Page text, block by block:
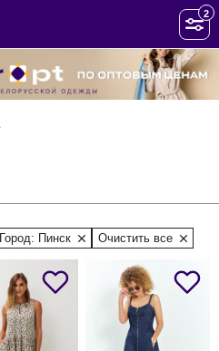
2
Город: Пинск Очистить все